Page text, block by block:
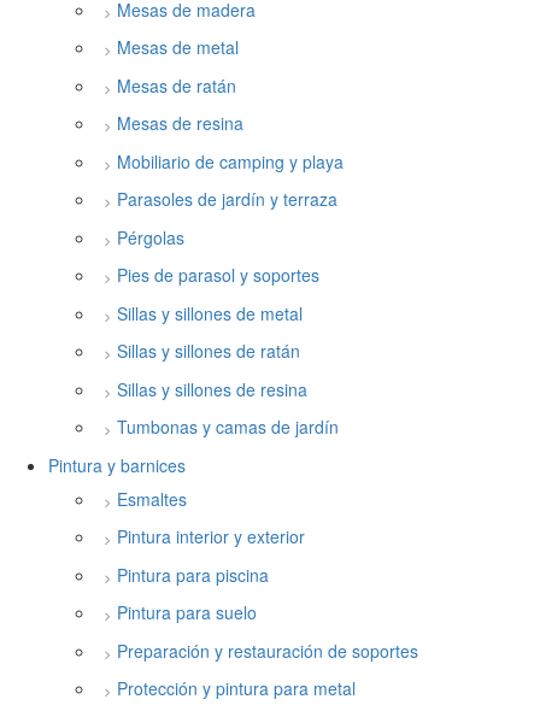
Mesas de madera
Mesas de metal
Mesas de ratán
Mesas de resina
Mobiliario de camping y playa
Parasoles de jardín y terraza
Pérgolas
Pies de parasol y soportes
Sillas y sillones de metal
Sillas y sillones de ratán
Sillas y sillones de resina
Tumbonas y camas de jardín
Pintura y barnices
Esmaltes
Pintura interior y exterior
Pintura para piscina
Pintura para suelo
Preparación y restauración de soportes
Protección y pintura para metal